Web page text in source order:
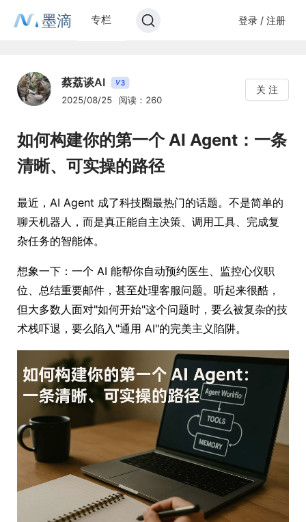
墨滴 专栏 登录 / 注册
蔡荔谈AI V3
2025/08/25 阅读：260
关 注
如何构建你的第一个 AI Agent：一条
清晰、可实操的路径
最近，AI Agent 成了科技圈最热门的话题。不是简单的
聊天机器人，而是真正能自主决策、调用工具、完成复
杂任务的智能体。
想象一下：一个 AI 能帮你自动预约医生、监控心仪职
位、总结重要邮件，甚至处理客服问题。听起来很酷，
但大多数人面对"如何开始"这个问题时，要么被复杂的技
术栈吓退，要么陷入"通用 AI"的完美主义陷阱。